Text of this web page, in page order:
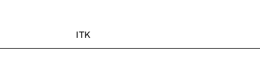
ITK